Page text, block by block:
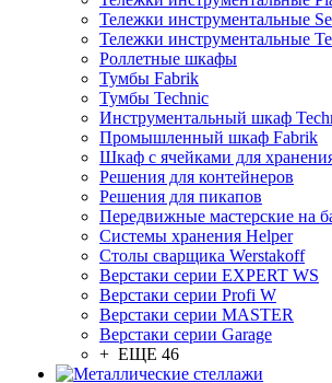
Тележки инструментальные
Тележки инструментальные
Роллетные шкафы
Тумбы Fabrik
Тумбы Technic
Инструментальный шкаф
Промышленный шкаф Fabrik
Шкаф с ячейками для
Решения для контейнеров
Решения для пикапов
Передвижные мастерские на
Системы хранения Helper
Столы сварщика Werstakoff
Верстаки серии EXPERT WS
Верстаки серии Profi W
Верстаки серии MASTER
Верстаки серии Garage
+ ЕЩЕ 46